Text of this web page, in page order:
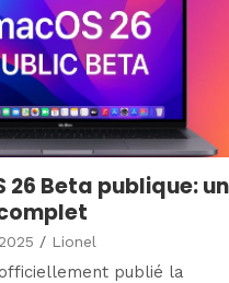
26 Beta publique: un
Lionel
publié la